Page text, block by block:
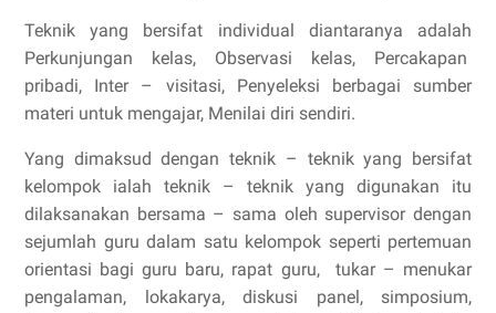
Teknik yang bersifat individual diantaranya adalah
Perkunjungan kelas, Observasi kelas, Percakapan
pribadi, Inter – visitasi, Penyeleksi berbagai sumber
materi untuk mengajar, Menilai diri sendiri.
Yang dimaksud dengan teknik – teknik yang bersifat
kelompok ialah teknik – teknik yang digunakan itu
dilaksanakan bersama – sama oleh supervisor dengan
sejumlah guru dalam satu kelompok seperti pertemuan
orientasi bagi guru baru, rapat guru, tukar – menukar
pengalaman, lokakarya, diskusi panel, simposium,